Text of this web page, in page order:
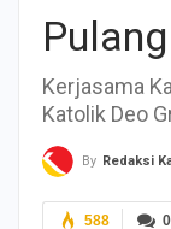
Pulang
Kerjasama
Katolik Deo
By Redaksi
0
588